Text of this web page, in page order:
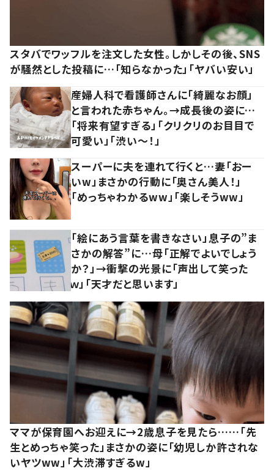
スタバでワッフルを注文した女性。しかしその後、SNS
が騒然とした投稿に…「知らなかった」「ヤバい安い」
産婦人科で看護師さんに「綺麗なお顔」
と言われた赤ちゃん。→成長後の姿に…
「将来有望すぎる」「クリクリのお目目で
可愛い」「渋い～！」
スーパーに夫を連れて行くと…妻「おー
いw」まさかの行動に「奥さん美人！」
「めっちゃわかるww」「楽しそうww」
「絵にあう言葉を書きなさい」息子の”ま
さかの解答”に…母「正解でよいでしょう
か？」→衝撃の光景に「声出して笑った
ｗ」「天才だと思います」
ママが保育園へお迎えに→2歳息子を見たら……「先
生とめっちゃ笑った」まさかの姿に「幼児しか許されな
いヤツww」「大渋滞すぎるw」